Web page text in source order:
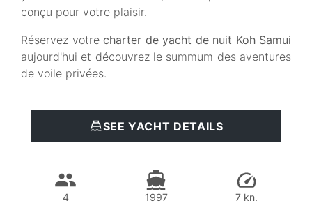
conçu pour votre plaisir.
Réservez votre charter de yacht de nuit Koh Samui
aujourd'hui et découvrez le summum des aventures
de voile privées.
SEE YACHT DETAILS
4 1997 7 kn.